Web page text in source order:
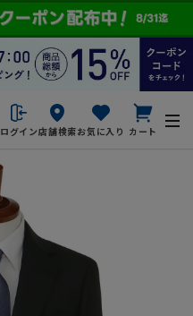
ログイン店舗検索お気に入り カート